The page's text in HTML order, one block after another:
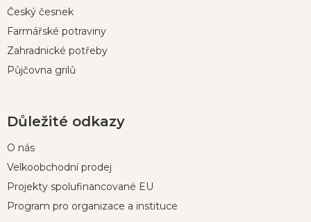
Český česnek
Farmářské potraviny
Zahradnické potřeby
Půjčovna grilů
Důležité odkazy
O nás
Velkoobchodní prodej
Projekty spolufinancované EU
Program pro organizace a instituce